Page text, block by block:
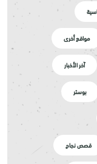
مواقع أخرى
آخر الأخبار
بوستر
قصص نجاح